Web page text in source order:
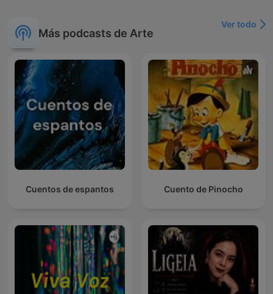
Más podcasts de Arte
Ver todo
Cuentos de espantos Cuento de Pinocho